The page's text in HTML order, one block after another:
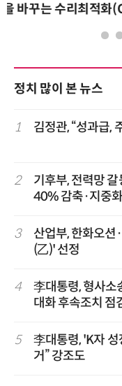
AI 핀옵스 실전 세미
정치 많이 본 뉴스
1 김정관, “성과급,
2
기후부, 전력망
40% 감축·지중
3
산업부, 한화오션
(乙)' 선정
4
李대통령, 형사소
대화 후속조치 점
5
李대통령, 'K자
거” 강조도